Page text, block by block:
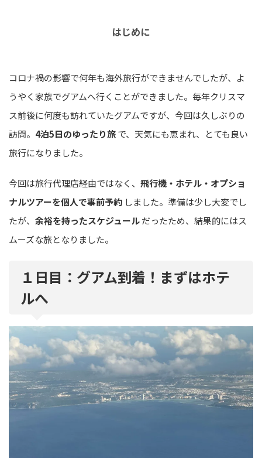
はじめに
コロナ禍の影響で何年も海外旅行ができませんでしたが、よ
うやく家族でグアムへ行くことができました。毎年クリスマ
ス前後に何度も訪れていたグアムですが、今回は久しぶりの
訪問。 4泊5日のゆったり旅で、天気にも恵まれ、とても良い
旅行になりました。
今回は旅行代理店経由ではなく、 飛行機・ホテル・オプショ
ナルツアーを個人で事前予約 しました。準備は少し大変でし
たが、 余裕を持ったスケジュールだったため、結果的にはス
ムーズな旅となりました。
１日目：グアム到着！まずはホテ
ルへ